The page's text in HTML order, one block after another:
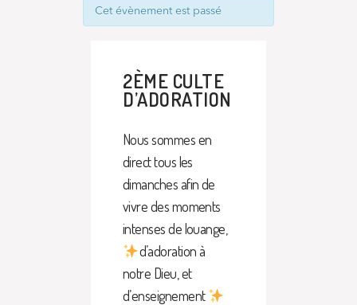
Cet évènement est passé
2ÈME CULTE
D’ADORATION
Nous sommes en
direct tous les
dimanches afin de
vivre des moments
intenses de louange,
d’adoration à
notre Dieu, et
d’enseignement